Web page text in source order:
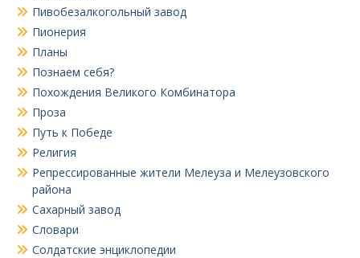
Пивобезалкогольный завод
Пионерия
Планы
Познаем себя?
Похождения Великого Комбинатора
Проза
Путь к Победе
Религия
Репрессированные жители Мелеуза и Мелеузовского
района
Сахарный завод
Словари
Солдатские энциклопедии